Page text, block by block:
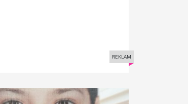
REKLAM